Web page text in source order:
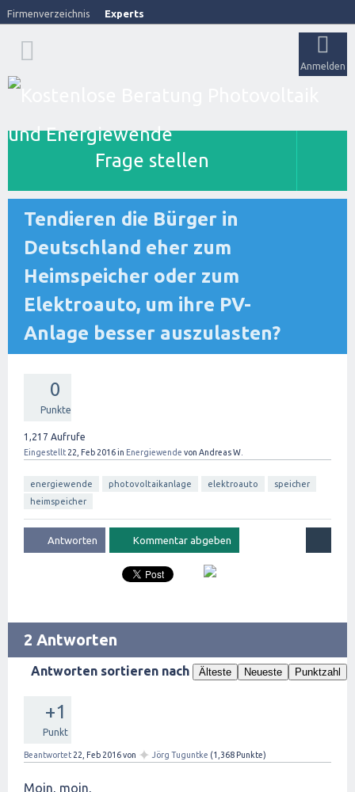
Firmenverzeichnis Experts
Anmelden
Frage stellen
Tendieren die Bürger in
Deutschland eher zum
Heimspeicher oder zum
Elektroauto, um ihre PV-
Anlage besser auszulasten?
0
Punkte
1,217 Aufrufe
Eingestellt 22, Feb 2016in Energiewende von Andreas W.
energiewende photovoltaikanlage elektroauto
speicher
heimspeicher
2 Antworten
Antworten sortieren nach Älteste Neueste Punktzahl
+1
Punkt
Beantwortet 22, Feb 2016von ✦ Jörg Tuguntke (1,368 Punkte)
Moin, moin,